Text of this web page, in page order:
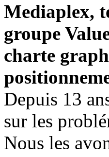
Mediaplex,
groupe
charte
Depuis 13
sur les
Nous les